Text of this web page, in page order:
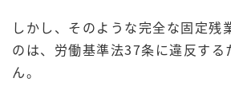
しかし、そのような完全な固定残
のは、労働基準法37条に違反する
ん。